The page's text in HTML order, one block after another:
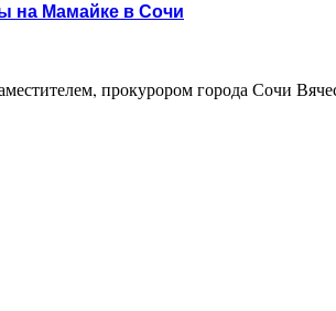
на Мамайке в Сочи
прокурором города Сочи